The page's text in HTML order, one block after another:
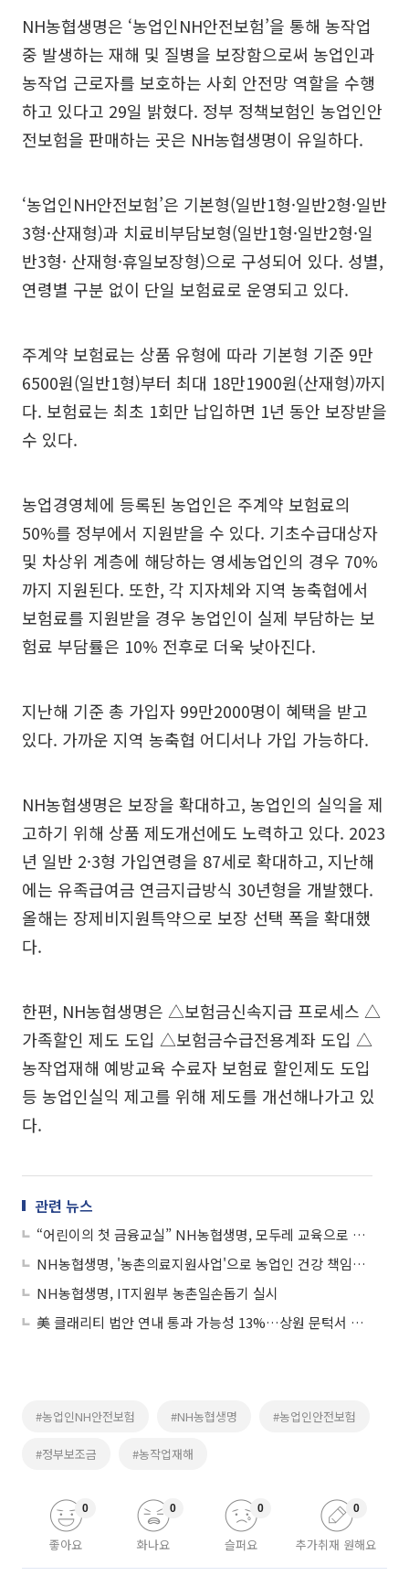
NH농협생명은 ‘농업인NH안전보험’을 통해 농작업
중 발생하는 재해 및 질병을 보장함으로써 농업인과
농작업 근로자를 보호하는 사회 안전망 역할을 수행
하고 있다고 29일 밝혔다. 정부 정책보험인 농업인안
전보험을 판매하는 곳은 NH농협생명이 유일하다.
‘농업인NH안전보험’은 기본형(일반1형·일반2형·일반
3형·산재형)과 치료비부담보형(일반1형·일반2형·일
반3형· 산재형·휴일보장형)으로 구성되어 있다. 성별,
연령별 구분 없이 단일 보험료로 운영되고 있다.
주계약 보험료는 상품 유형에 따라 기본형 기준 9만
6500원(일반1형)부터 최대 18만1900원(산재형)까지
다. 보험료는 최초 1회만 납입하면 1년 동안 보장받을
수 있다.
농업경영체에 등록된 농업인은 주계약 보험료의
50%를 정부에서 지원받을 수 있다. 기초수급대상자
및 차상위 계층에 해당하는 영세농업인의 경우 70%
까지 지원된다. 또한, 각 지자체와 지역 농축협에서
보험료를 지원받을 경우 농업인이 실제 부담하는 보
험료 부담률은 10% 전후로 더욱 낮아진다.
지난해 기준 총 가입자 99만2000명이 혜택을 받고
있다. 가까운 지역 농축협 어디서나 가입 가능하다.
NH농협생명은 보장을 확대하고, 농업인의 실익을 제
고하기 위해 상품 제도개선에도 노력하고 있다. 2023
년 일반 2·3형 가입연령을 87세로 확대하고, 지난해
에는 유족급여금 연금지급방식 30년형을 개발했다.
올해는 장제비지원특약으로 보장 선택 폭을 확대했
다.
한편, NH농협생명은 △보험금신속지급 프로세스 △
가족할인 제도 도입 △보험금수급전용계좌 도입 △
농작업재해 예방교육 수료자 보험료 할인제도 도입
등 농업인실익 제고를 위해 제도를 개선해나가고 있
다.
관련 뉴스
“어린이의 첫 금융교실” NH농협생명, 모두레 교육으로 배움의 문을 열다
NH농협생명, '농촌의료지원사업'으로 농업인 건강 책임진다
NH농협생명, IT지원부 농촌일손돕기 실시
美 클래리티 법안 연내 통과 가능성 13%…상원 문턱서 제동
#농업인NH안전보험 #NH농협생명 #농업인안전보험
#정부보조금 #농작업재해
좋아요
0
화나요
0
슬퍼요
0
추가취재 원해요
0